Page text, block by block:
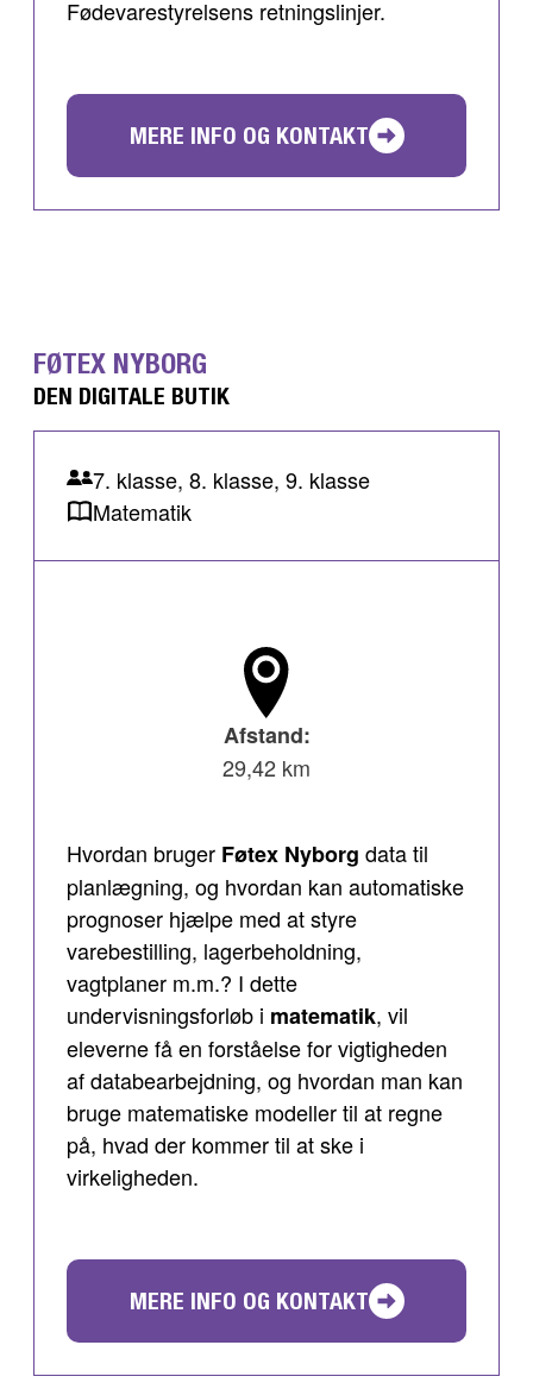
Fødevarestyrelsens retningslinjer.
MERE INFO OG KONTAKT
FØTEX NYBORG
DEN DIGITALE BUTIK
7. klasse, 8. klasse, 9. klasse
Matematik
Afstand:
29,42 km
Hvordan bruger Føtex Nyborg data til
planlægning, og hvordan kan automatiske
prognoser hjælpe med at styre
varebestilling, lagerbeholdning,
vagtplaner m.m.? I dette
undervisningsforløb i matematik, vil
eleverne få en forståelse for vigtigheden
af databearbejdning, og hvordan man kan
bruge matematiske modeller til at regne
på, hvad der kommer til at ske i
virkeligheden.
MERE INFO OG KONTAKT